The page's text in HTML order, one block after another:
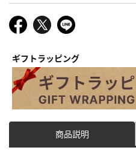
ギフトラッピング
商品説明